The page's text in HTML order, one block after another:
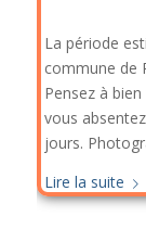
La période
commune de
Pensez à
vous
jours.
Lire la suite